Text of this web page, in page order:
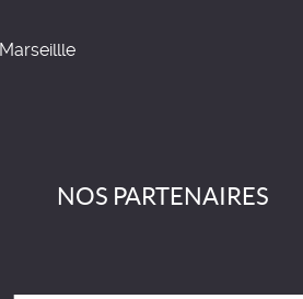
NOS PARTENAIRES